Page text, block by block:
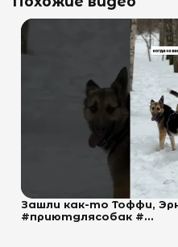
Зашли как-то Тоффи,
#приютдлясобак #...